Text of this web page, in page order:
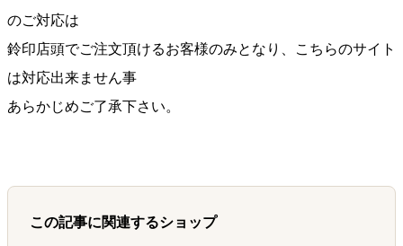
のご対応は
鈴印店頭でご注文頂けるお客様のみとなり、こちらのサイト
は対応出来ません事
あらかじめご了承下さい。
この記事に関連するショップ